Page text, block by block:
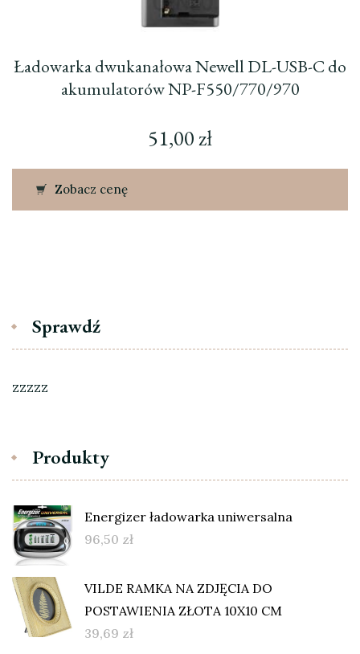
Ładowarka dwukanałowa Newell DL-USB-C do
akumulatorów NP-F550/770/970
51,00zł
Zobacz cenę
Sprawdź
zzzzz
Produkty
Energizer ładowarka uniwersalna
96,50 zł
VILDE RAMKA NA ZDJĘCIA DO
POSTAWIENIA ZŁOTA 10X10 CM
39,69 zł